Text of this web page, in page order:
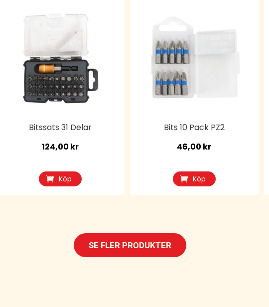
Bitssats 31 Delar
124,00 kr
Köp
Bits 10 Pack PZ2
46,00 kr
Köp
SE FLER PRODUKTER